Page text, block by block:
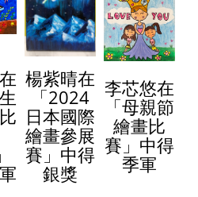
楊紫晴在
「2024
日本國際
繪畫參展
賽」中得
銀獎
李芯悠在
「母親節
繪畫比
賽」中得
季軍